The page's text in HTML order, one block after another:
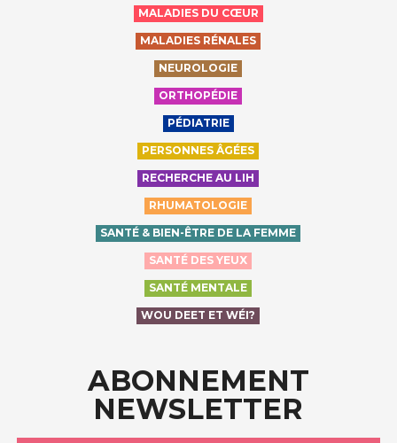
MALADIES DU CŒUR
MALADIES RÉNALES
NEUROLOGIE
ORTHOPÉDIE
PÉDIATRIE
PERSONNES ÂGÉES
RECHERCHE AU LIH
RHUMATOLOGIE
SANTÉ & BIEN-ÊTRE DE LA FEMME
SANTÉ DES YEUX
SANTÉ MENTALE
WOU DEET ET WÉI?
ABONNEMENT
NEWSLETTER